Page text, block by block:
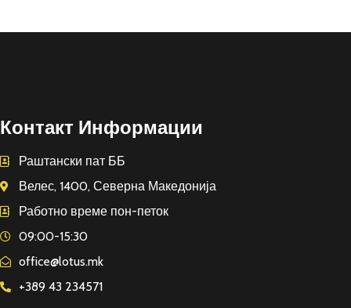
Контакт Информации
Раштански пат ББ
Велес, 1400, Северна Македонија
Работно време пон-петок
09:00-15:30
office@lotus.mk
+389 43 234571